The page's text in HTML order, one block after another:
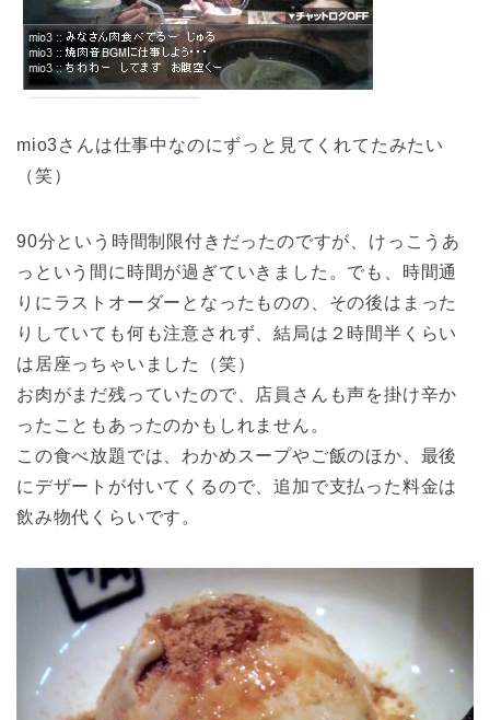
mio3さんは仕事中なのにずっと見てくれてたみたい
（笑）
90分という時間制限付きだったのですが、けっこうあ
っという間に時間が過ぎていきました。でも、時間通
りにラストオーダーとなったものの、その後はまった
りしていても何も注意されず、結局は２時間半くらい
は居座っちゃいました（笑）
お肉がまだ残っていたので、店員さんも声を掛け辛か
ったこともあったのかもしれません。
この食べ放題では、わかめスープやご飯のほか、最後
にデザートが付いてくるので、追加で支払った料金は
飲み物代くらいです。